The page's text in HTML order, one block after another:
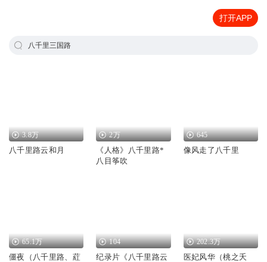
打开APP
八千里三国路
3.8万
八千里路云和月
2万
《人格》八千里路*
八目筝吹
645
像风走了八千里
65.1万
僵夜（八千里路、葒
104
纪录片《八千里路云
202.3万
医妃风华（桃之夭